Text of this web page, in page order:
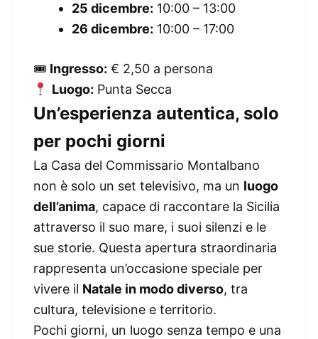
25 dicembre: 10:00 – 13:00
26 dicembre: 10:00 – 17:00
🎟 Ingresso: € 2,50 a persona
Luogo: Punta Secca
Un’esperienza autentica, solo
per pochi giorni
La Casa del Commissario Montalbano
non è solo un set televisivo, ma un luogo
dell’anima, capace di raccontare la Sicilia
attraverso il suo mare, i suoi silenzi e le
sue storie. Questa apertura straordinaria
rappresenta un’occasione speciale per
vivere il Natale in modo diverso, tra
cultura, televisione e territorio.
Pochi giorni, un luogo senza tempo e una